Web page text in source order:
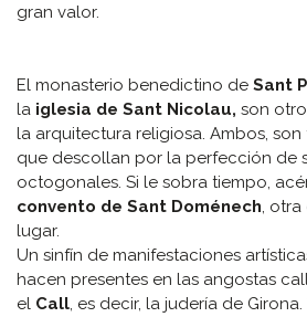
gran valor.
El monasterio benedictino de Sant
la iglesia de Sant Nicolau, son
la arquitectura religiosa. Ambos,
que descollan por la perfección de
octogonales. Si le sobra tiempo,
convento de Sant Doménech, otra
lugar.
Un sinfín de manifestaciones
hacen presentes en las angostas
el Call, es decir, la judería de Girona.